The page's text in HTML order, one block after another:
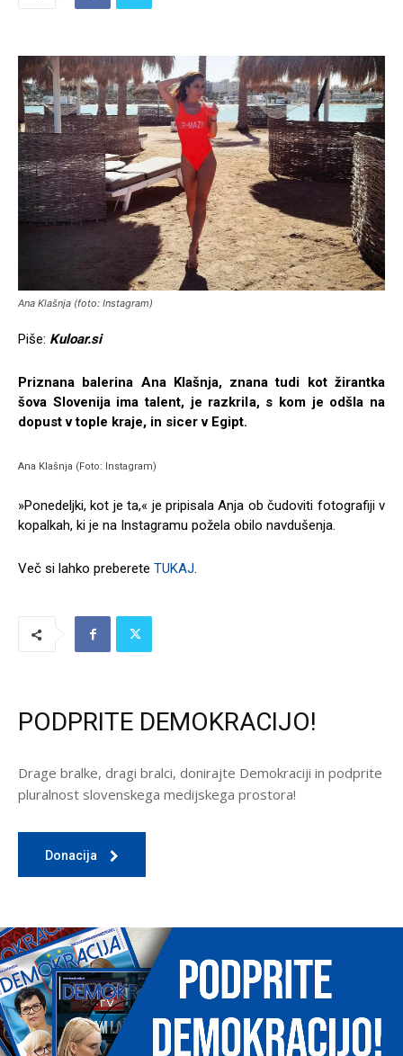
Ana Klašnja (foto: Instagram)
Piše: Kuloar.si
Priznana balerina Ana Klašnja, znana tudi kot žirantka
šova Slovenija ima talent, je razkrila, s kom je odšla na
dopust v tople kraje, in sicer v Egipt.
Ana Klašnja (Foto: Instagram)
»Ponedeljki, kot je ta,« je pripisala Anja ob čudoviti fotografiji v
kopalkah, ki je na Instagramu požela obilo navdušenja.
Več si lahko preberete TUKAJ.
PODPRITE DEMOKRACIJO!
Drage bralke, dragi bralci, donirajte Demokraciji in podprite
pluralnost slovenskega medijskega prostora!
Donacija